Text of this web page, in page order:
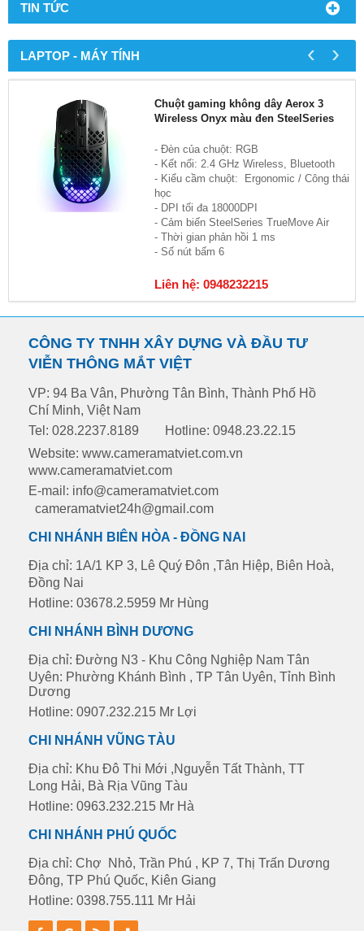
TIN TỨC
LAPTOP - MÁY TÍNH
Chuột gaming không dây Aerox 3
Wireless Onyx màu đen SteelSeries
- Đèn của chuột: RGB
- Kết nối: 2.4 GHz Wireless, Bluetooth
- Kiểu cầm chuột: Ergonomic / Công thái
học
- DPI tối đa 18000DPI
- Cảm biến SteelSeries TrueMove Air
- Thời gian phản hồi 1 ms
- Số nút bấm 6
Liên hệ: 0948232215
‹ ›
CÔNG TY TNHH XÂY DỰNG VÀ ĐẦU TƯ
VIỄN THÔNG MẮT VIỆT
VP: 94 Ba Vân, Phường Tân Bình, Thành Phố Hồ
Chí Minh, Việt Nam
Tel: 028.2237.8189
Hotline: 0948.23.22.15
Website: www.cameramatviet.com.vn
www.cameramatviet.com
E-mail: info@cameramatviet.com
cameramatviet24h@gmail.com
CHI NHÁNH BIÊN HÒA - ĐỒNG NAI
Địa chỉ: 1A/1 KP 3, Lê Quý Đôn ,Tân Hiệp, Biên Hoà,
Đồng Nai
Hotline: 03678.2.5959 Mr Hùng
CHI NHÁNH BÌNH DƯƠNG
Địa chỉ: Đường N3 - Khu Công Nghiệp Nam Tân
Uyên: Phường Khánh Bình , TP Tân Uyên, Tỉnh Bình
Dương
Hotline: 0907.232.215 Mr Lợi
CHI NHÁNH VŨNG TÀU
Địa chỉ: Khu Đô Thi Mới ,Nguyễn Tất Thành, TT
Long Hải, Bà Rịa Vũng Tàu
Hotline: 0963.232.215 Mr Hà
CHI NHÁNH PHÚ QUỐC
Địa chỉ: Chợ Nhỏ, Trần Phú , KP 7, Thị Trấn Dương
Đông, TP Phú Quốc, Kiên Giang
Hotline: 0398.755.111 Mr Hải